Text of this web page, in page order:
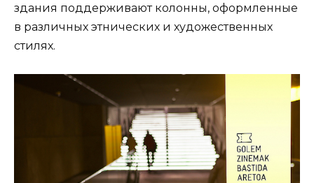
здания поддерживают колонны, оформленные
в различных этнических и художественных
стилях.